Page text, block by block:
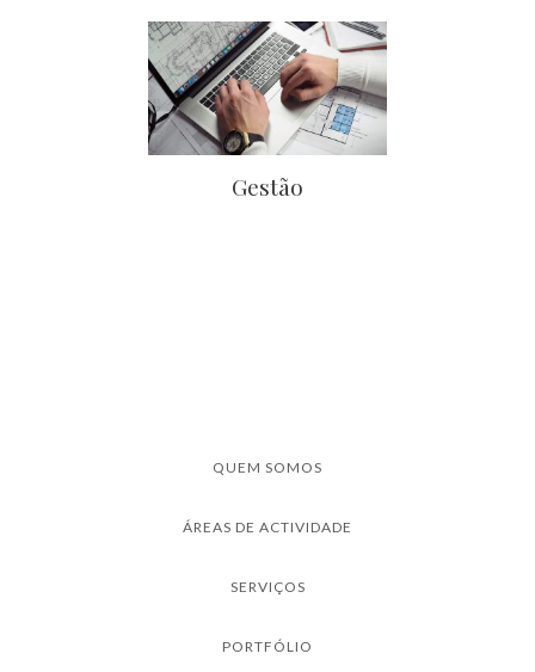
Gestão
QUEM SOMOS
ÁREAS DE ACTIVIDADE
SERVIÇOS
PORTFÓLIO